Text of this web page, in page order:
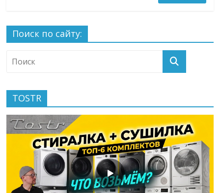
Поиск по сайту:
TOSTR